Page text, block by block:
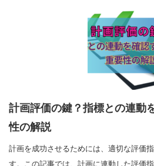
計画評価の鍵？指標との連動
性の解説
計画を成功させるためには、適切な評価
す。この記事では、計画に連動した評価